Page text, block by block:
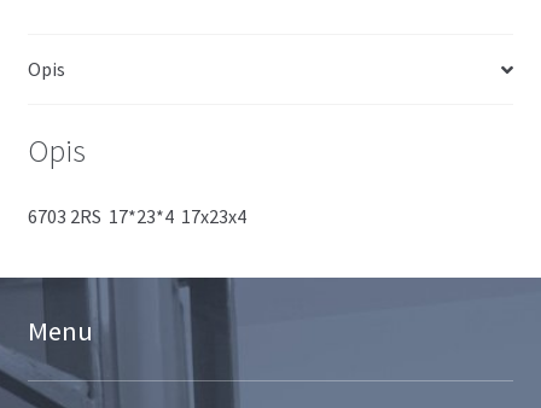
Opis
Opis
6703 2RS 17*23*4 17x23x4
Menu